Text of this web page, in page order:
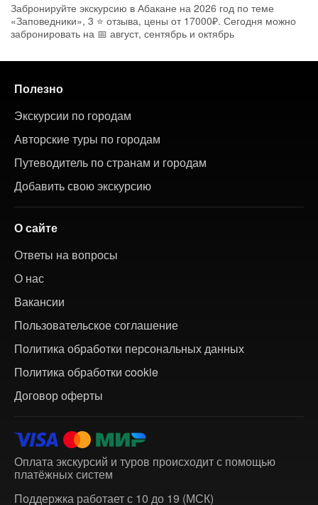
Забронируйте экскурсию в Абакане на 2026 год по теме
«Заповедники», 3 ⭐ отзыва, цены от 17000₽. Сегодня можно
забронировать на 📅 август, сентябрь и октябрь
Полезно
Экскурсии по городам
Авторские туры по городам
Путеводитель по странам и городам
Добавить свою экскурсию
О сайте
Ответы на вопросы
О нас
Вакансии
Пользовательское соглашение
Политика обработки персональных данных
Политика обработки cookie
Договор оферты
Оплата экскурсий и туров происходит с помощью
платёжных систем
Поддержка работает с 10 до 19 (МСК)